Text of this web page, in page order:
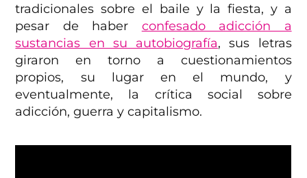
tradicionales sobre el baile y la fiesta, y a
pesar de haber confesado adicción a
sustancias en su autobiografía, sus letras
giraron en torno a cuestionamientos
propios, su lugar en el mundo, y
eventualmente, la crítica social sobre
adicción, guerra y capitalismo.